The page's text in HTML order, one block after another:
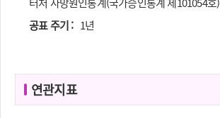
공표 주기 : 1년
연관지표